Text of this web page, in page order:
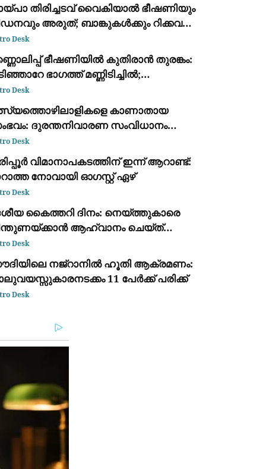
തിരിച്ചടവ് വൈകിയാൽ ഭീഷണിയും
അരുത്; ബാങ്കുകൾക്കും റിക്കവറി
കർശന
ആർ.ബി.ഐ
Desk
ഭീഷണിയിൽ കുതിരാൻ തുരങ്കം:
ഭാഗത്ത് മണ്ണിടിച്ചിൽ;
യാത്രക്കാരും
Desk
കാണാതായ
ദുരന്തനിവാരണ സംവിധാനം
പരാജയപ്പെട്ടു; കടുത്ത
ഫാ. യൂജിൻ പെരേര
Desk
വിമാനാപകടത്തിന് ഇന്ന് ആറാണ്ട്:
നോവായി ഓഗസ്റ്റ് ഏഴ്
Desk
കൈത്തറി ദിനം: നെയ്ത്തുകാരെ
ആഹ്വാനം ചെയ്ത്
നരേന്ദ്ര മോദി
Desk
നജ്‌റാനിൽ ഹൂതി ആക്രമണം:
11 പേർക്ക് പരിക്ക്
Desk